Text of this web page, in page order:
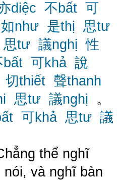
diệc 不bất 可
如như 是thị 思tư
思tư 議nghị 性
bất 可khả 說
切thiết 聲thanh
思tư 議nghị 。
可khả 思tư 議
thể nghĩ
nói, và nghĩ bàn